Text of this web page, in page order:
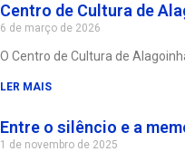
Centro de Cultura de
6 de março de 2026
O Centro de Cultura de
LER MAIS
Entre o silêncio e a
1 de novembro de 2025